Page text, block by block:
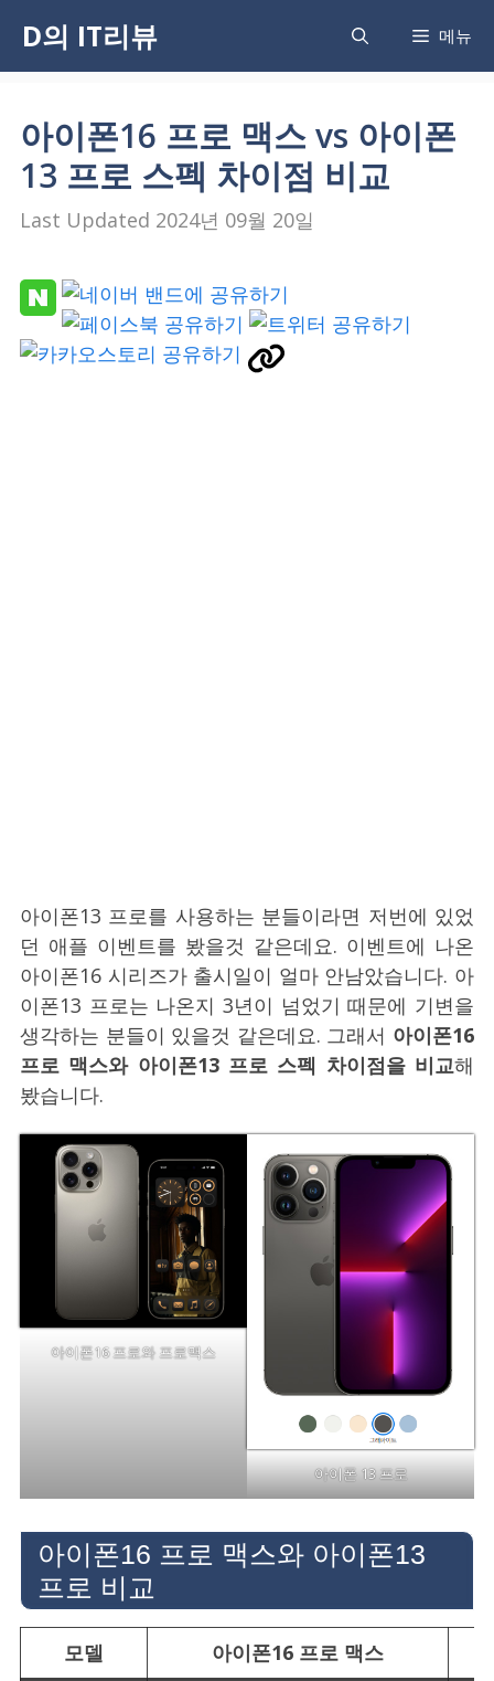
content
D의 IT리뷰 메뉴
아이폰16 프로 맥스 vs 아이폰
13 프로 스펙 차이점 비교
2024년 09월 20일
아이폰13 프로를 사용하는 분들이라면 저번에 있었
던 애플 이벤트를 봤을것 같은데요. 이벤트에 나온
아이폰16 시리즈가 출시일이 얼마 안남았습니다. 아
이폰13 프로는 나온지 3년이 넘었기 때문에 기변을
생각하는 분들이 있을것 같은데요. 그래서 아이폰16
프로 맥스와 아이폰13 프로 스펙 차이점을 비교해
봤습니다.
아이폰16 프로와 프로맥스
아이폰 13 프로
아이폰16 프로 맥스와 아이폰13
프로 비교
모델
아이폰16 프로 맥스